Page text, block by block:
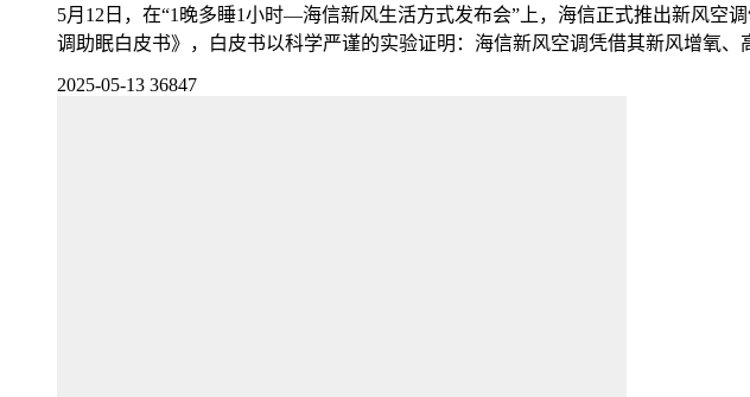
5月12日，在“1晚多睡1小时—海信新风生活方式发布会”上，海信正式推出新风空
调助眠白皮书》，白皮书以科学严谨的实验证明：海信新风空调凭借其新风增氧、
2025-05-13 36847